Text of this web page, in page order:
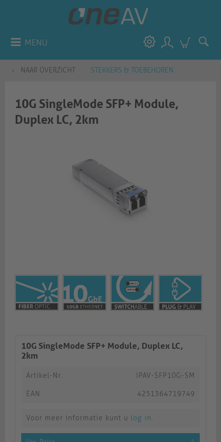
MENU
NAAR OVERZICHT STEKKERS & TOEBEHOREN
10G SingleMode SFP+ Module,
Duplex LC, 2km
10G SingleMode SFP+ Module, Duplex LC,
2km
Artikel-Nr. IPAV-SFP10G-SM
EAN 4251364719749
Voor meer informatie kunt u log in.